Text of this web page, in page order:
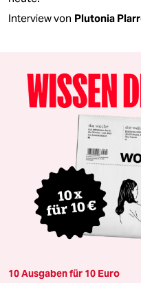
Interview von Plutonia
10 Ausgaben für 10 Euro